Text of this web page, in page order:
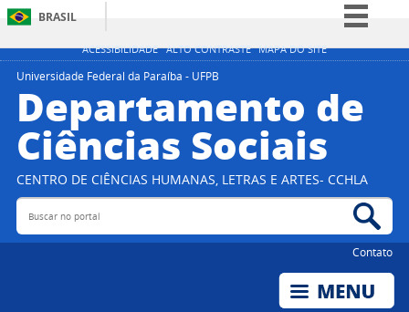
ACESSIBILIDADE ALTO CONTRASTE MAPA DO SITE
BRASIL
Simplifique!
Participe
Acesso à informação
Legislação
Universidade Federal da Paraíba - UFPB
Departamento de
Ciências Sociais
CENTRO DE CIÊNCIAS HUMANAS, LETRAS E ARTES- CCHLA
Buscar no portal
Contato